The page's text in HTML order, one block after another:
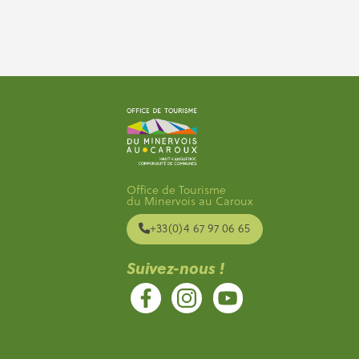
Office de Tourisme
du Minervois au Caroux
+33(0)4 67 97 06 65
Suivez-nous !